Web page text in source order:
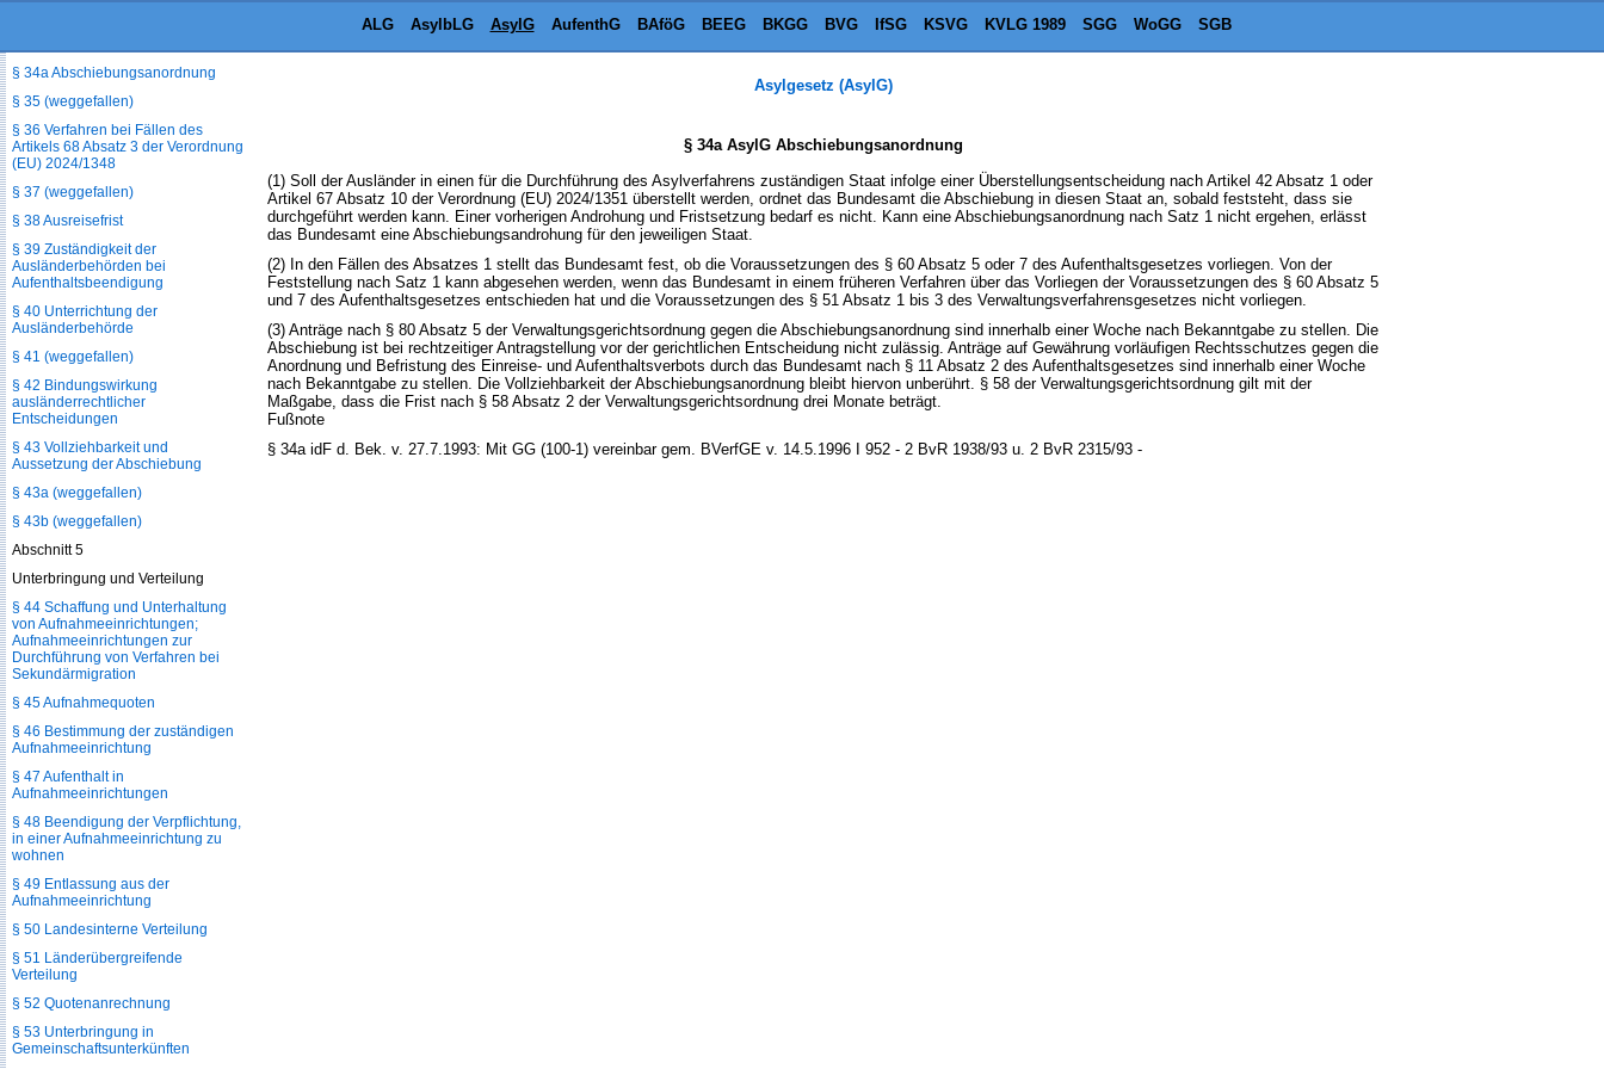
ALG AsylbLG AsylG AufenthG BAföG BEEG BKGG BVG IfSG KSVG KVLG 1989 SGG WoGG SGB
Asylgesetz (AsylG)
§ 34a AsylG Abschiebungsanordnung
(1) Soll der Ausländer in einen für die Durchführung des Asylverfahrens zuständigen Staat infolge einer Überstellungsentscheidung nach Artikel 42 Absatz 1 oder
Artikel 67 Absatz 10 der Verordnung (EU) 2024/1351 überstellt werden, ordnet das Bundesamt die Abschiebung in diesen Staat an, sobald feststeht, dass sie
durchgeführt werden kann. Einer vorherigen Androhung und Fristsetzung bedarf es nicht. Kann eine Abschiebungsanordnung nach Satz 1 nicht ergehen, erlässt
das Bundesamt eine Abschiebungsandrohung für den jeweiligen Staat.
(2) In den Fällen des Absatzes 1 stellt das Bundesamt fest, ob die Voraussetzungen des § 60 Absatz 5 oder 7 des Aufenthaltsgesetzes vorliegen. Von der
Feststellung nach Satz 1 kann abgesehen werden, wenn das Bundesamt in einem früheren Verfahren über das Vorliegen der Voraussetzungen des § 60 Absatz 5
und 7 des Aufenthaltsgesetzes entschieden hat und die Voraussetzungen des § 51 Absatz 1 bis 3 des Verwaltungsverfahrensgesetzes nicht vorliegen.
(3) Anträge nach § 80 Absatz 5 der Verwaltungsgerichtsordnung gegen die Abschiebungsanordnung sind innerhalb einer Woche nach Bekanntgabe zu stellen. Die
Abschiebung ist bei rechtzeitiger Antragstellung vor der gerichtlichen Entscheidung nicht zulässig. Anträge auf Gewährung vorläufigen Rechtsschutzes gegen die
Anordnung und Befristung des Einreise- und Aufenthaltsverbots durch das Bundesamt nach § 11 Absatz 2 des Aufenthaltsgesetzes sind innerhalb einer Woche
nach Bekanntgabe zu stellen. Die Vollziehbarkeit der Abschiebungsanordnung bleibt hiervon unberührt. § 58 der Verwaltungsgerichtsordnung gilt mit der
Maßgabe, dass die Frist nach § 58 Absatz 2 der Verwaltungsgerichtsordnung drei Monate beträgt.
Fußnote
§ 34a idF d. Bek. v. 27.7.1993: Mit GG (100-1) vereinbar gem. BVerfGE v. 14.5.1996 I 952 - 2 BvR 1938/93 u. 2 BvR 2315/93 -
§ 34a Abschiebungsanordnung
§ 35 (weggefallen)
§ 36 Verfahren bei Fällen des
Artikels 68 Absatz 3 der Verordnung
(EU) 2024/1348
§ 37 (weggefallen)
§ 38 Ausreisefrist
§ 39 Zuständigkeit der
Ausländerbehörden bei
Aufenthaltsbeendigung
§ 40 Unterrichtung der
Ausländerbehörde
§ 41 (weggefallen)
§ 42 Bindungswirkung
ausländerrechtlicher
Entscheidungen
§ 43 Vollziehbarkeit und
Aussetzung der Abschiebung
§ 43a (weggefallen)
§ 43b (weggefallen)
Abschnitt 5
Unterbringung und Verteilung
§ 44 Schaffung und Unterhaltung
von Aufnahmeeinrichtungen;
Aufnahmeeinrichtungen zur
Durchführung von Verfahren bei
Sekundärmigration
§ 45 Aufnahmequoten
§ 46 Bestimmung der zuständigen
Aufnahmeeinrichtung
§ 47 Aufenthalt in
Aufnahmeeinrichtungen
§ 48 Beendigung der Verpflichtung,
in einer Aufnahmeeinrichtung zu
wohnen
§ 49 Entlassung aus der
Aufnahmeeinrichtung
§ 50 Landesinterne Verteilung
§ 51 Länderübergreifende
Verteilung
§ 52 Quotenanrechnung
§ 53 Unterbringung in
Gemeinschaftsunterkünften